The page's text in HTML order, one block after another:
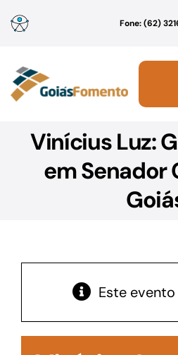
para
conteúdo
Fone: (62)
Institucional
Linhas de Crédito
Acesso à Informação
Vinícius Luz:
em Senador
Este